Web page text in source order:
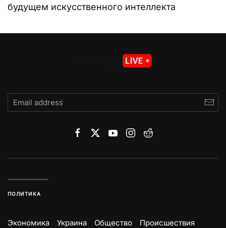
будущем искусственного интеллекта
ПОЛИТИКА
Экономика Украина Общество
Происшествия